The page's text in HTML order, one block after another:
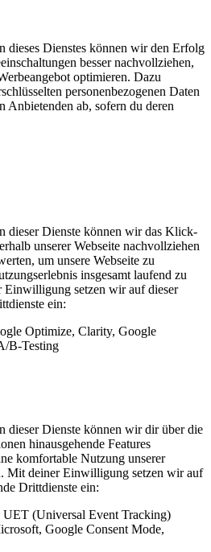
dieses Dienstes können wir den Erfolg
besser nachvollziehen,
optimieren. Dazu
personenbezogenen Daten
Anbietenden ab, sofern du deren
dieser Dienste können wir das Klick-
unserer Webseite nachvollziehen
um unsere Webseite zu
insgesamt laufend zu
Einwilligung setzen wir auf dieser
ein:
Optimize, Clarity, Google
B-Testing
dieser Dienste können wir dir über die
hinausgehende Features
komfortable Nutzung unserer
Mit deiner Einwilligung setzen wir auf
Drittdienste ein:
UET (Universal Event Tracking)
Google Consent Mode,